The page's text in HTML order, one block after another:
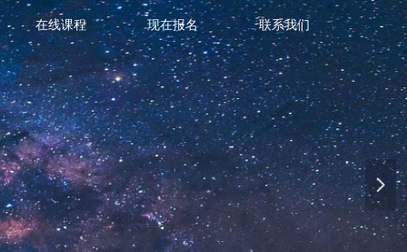
在线课程 现在报名 联系我们
넲